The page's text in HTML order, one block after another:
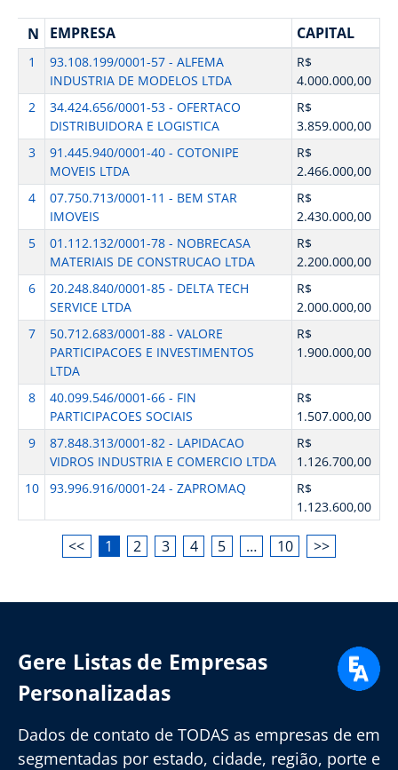
N EMPRESA CAPITAL
1
93.108.199/0001-57 - ALFEMA
INDUSTRIA DE MODELOS LTDA
R$
4.000.000,00
2
34.424.656/0001-53 - OFERTACO
DISTRIBUIDORA E LOGISTICA
R$
3.859.000,00
3
91.445.940/0001-40 - COTONIPE
MOVEIS LTDA
R$
2.466.000,00
4
07.750.713/0001-11 - BEM STAR
IMOVEIS
R$
2.430.000,00
5
01.112.132/0001-78 - NOBRECASA
MATERIAIS DE CONSTRUCAO LTDA
R$
2.200.000,00
6
20.248.840/0001-85 - DELTA TECH
SERVICE LTDA
R$
2.000.000,00
7
50.712.683/0001-88 - VALORE
PARTICIPACOES E INVESTIMENTOS
LTDA
R$
1.900.000,00
8
40.099.546/0001-66 - FIN
PARTICIPACOES SOCIAIS
R$
1.507.000,00
9
87.848.313/0001-82 - LAPIDACAO
VIDROS INDUSTRIA E COMERCIO LTDA
R$
1.126.700,00
10
93.996.916/0001-24 - ZAPROMAQ
R$
1.123.600,00
<< 1 2 3 4 5 … 10 >>
Gere Listas de Empresas
Personalizadas
Dados de contato de TODAS as empresas de em
segmentadas por estado, cidade, região, porte e